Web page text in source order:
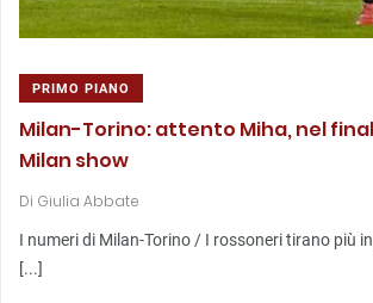
PRIMO PIANO
Milan-Torino: attento Miha, nel
Milan show
Di Giulia Abbate
I numeri di Milan-Torino / I rossoneri tirano più
[...]